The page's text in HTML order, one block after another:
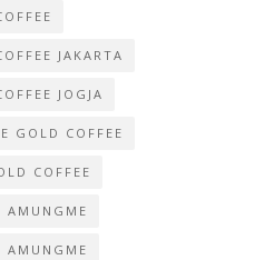
JAKARTA
JOGJA
GOLD COFFEE
COFFEE
AMUNGME
AMUNGME